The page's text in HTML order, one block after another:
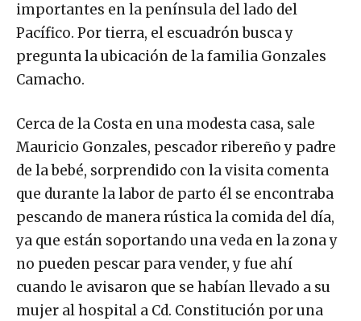
importantes en la península del lado del
Pacífico. Por tierra, el escuadrón busca y
pregunta la ubicación de la familia Gonzales
Camacho.
Cerca de la Costa en una modesta casa, sale
Mauricio Gonzales, pescador ribereño y padre
de la bebé, sorprendido con la visita comenta
que durante la labor de parto él se encontraba
pescando de manera rústica la comida del día,
ya que están soportando una veda en la zona y
no pueden pescar para vender, y fue ahí
cuando le avisaron que se habían llevado a su
mujer al hospital a Cd. Constitución por una